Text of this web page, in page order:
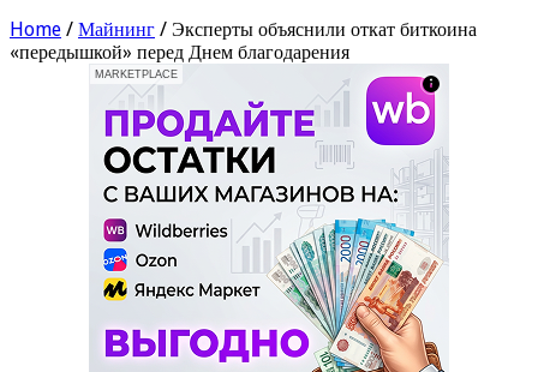
Home / Майнинг / Эксперты объяснили откат биткоина
«передышкой» перед Днем благодарения
MARKETPLACE